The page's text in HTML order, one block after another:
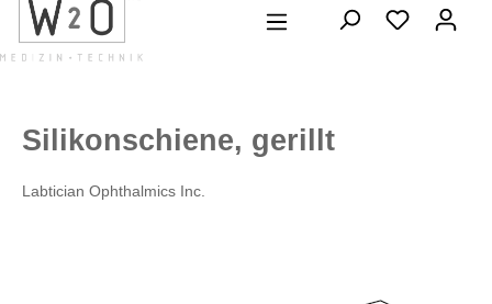
springen
Silikonschiene, gerillt
Labtician Ophthalmics Inc.